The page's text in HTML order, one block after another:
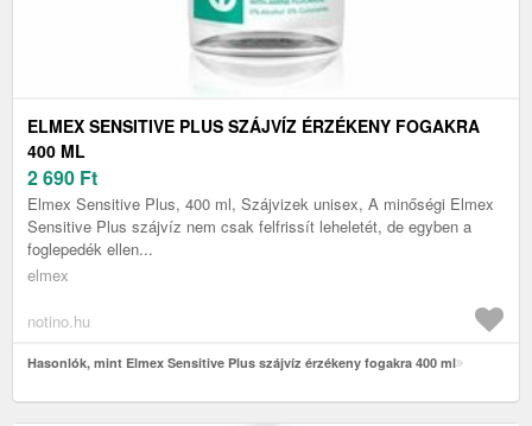
ELMEX SENSITIVE PLUS SZÁJVÍZ ÉRZÉKENY FOGAKRA
400 ML
2 690 Ft
Elmex Sensitive Plus, 400 ml, Szájvizek unisex, A minőségi Elmex
Sensitive Plus szájvíz nem csak felfrissít leheletét, de egyben a
foglepedék ellen...
elmex
notino.hu
Hasonlók, mint Elmex Sensitive Plus szájvíz érzékeny fogakra 400 ml